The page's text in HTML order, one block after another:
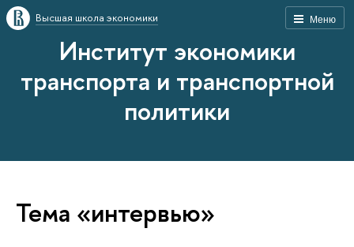
Меню
Высшая школа экономики
Институт экономики
транспорта и транспортной
политики
Тема «интервью»